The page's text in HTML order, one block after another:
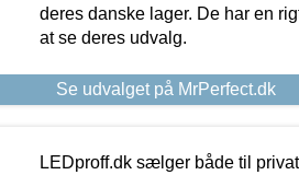
deres danske lager. De har en
at se deres udvalg.
Se udvalget på MrPerfect.dk
LEDproff.dk sælger både til